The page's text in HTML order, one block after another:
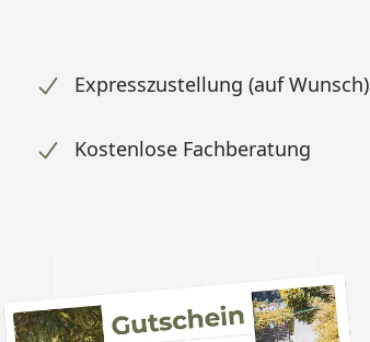
Expresszustellung (auf Wunsch)
Kostenlose Fachberatung